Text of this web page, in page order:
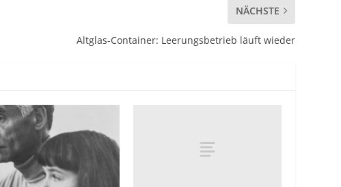
NÄCHSTE
Altglas-Container: Leerungsbetrieb läuft wieder